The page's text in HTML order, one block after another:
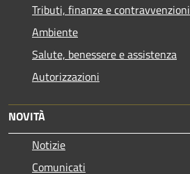
Tributi, finanze e contravvenzioni
Ambiente
Salute, benessere e assistenza
Autorizzazioni
NOVITÀ
Notizie
Comunicati